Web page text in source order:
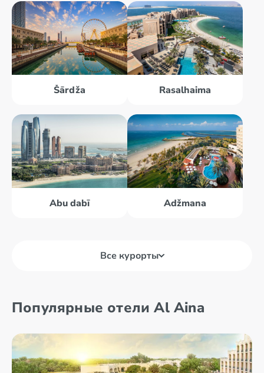
Šārdža Rasalhaima
Abu dabī Adžmana
Все курорты
Adžmana Dubaija
Популярные отели Al Aina